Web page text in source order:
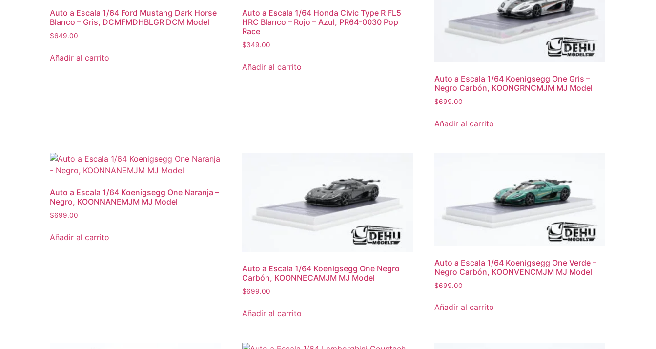
Auto a Escala 1/64 Ford Mustang Dark Horse
Blanco – Gris, DCMFMDHBLGR DCM Model
$649.00
Añadir al carrito
Auto a Escala 1/64 Honda Civic Type R FL5
HRC Blanco – Rojo – Azul, PR64-0030 Pop
Race
$349.00
Añadir al carrito
Auto a Escala 1/64 Koenigsegg One Gris –
Negro Carbón, KOONGRNCMJM MJ Model
$699.00
Añadir al carrito
Auto a Escala 1/64 Koenigsegg One Naranja –
Negro, KOONNANEMJM MJ Model
$699.00
Añadir al carrito
Auto a Escala 1/64 Koenigsegg One Negro
Carbón, KOONNECAMJM MJ Model
$699.00
Añadir al carrito
Auto a Escala 1/64 Koenigsegg One Verde –
Negro Carbón, KOONVENCMJM MJ Model
$699.00
Añadir al carrito